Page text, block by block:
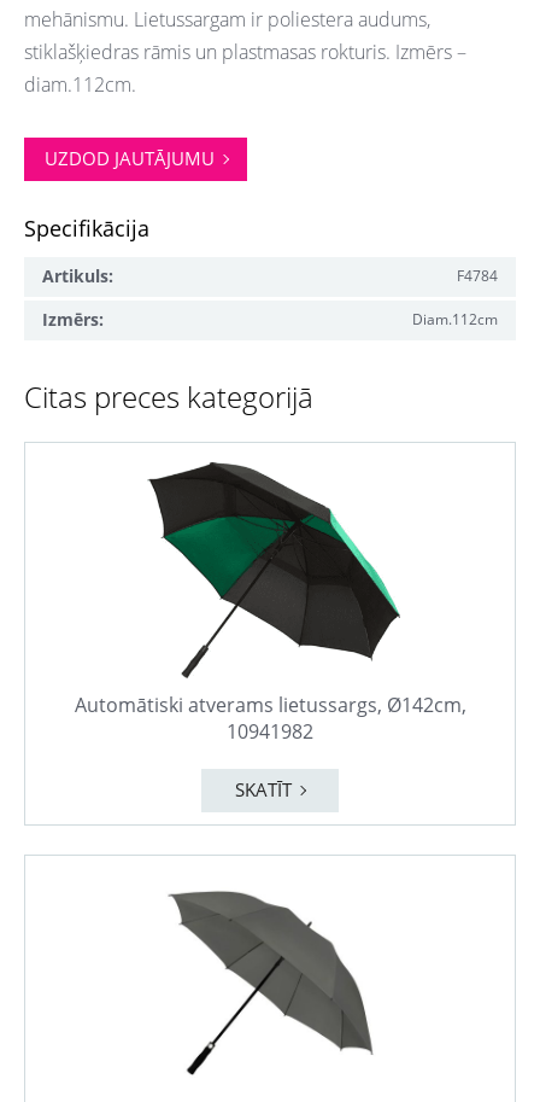
mehānismu. Lietussargam ir poliestera audums,
stiklašķiedras rāmis un plastmasas rokturis. Izmērs –
diam.112cm.
UZDOD JAUTĀJUMU
Specifikācija
Artikuls: F4784
Izmērs: Diam.112cm
Citas preces kategorijā
Automātiski atverams lietussargs, Ø142cm,
10941982
SKATĪT